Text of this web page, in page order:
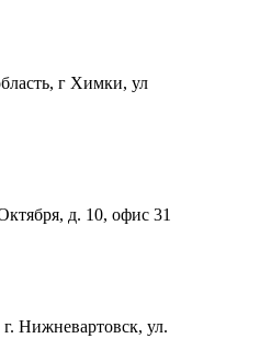
г Химки, ул
д. 10, офис 31
Нижневартовск, ул.